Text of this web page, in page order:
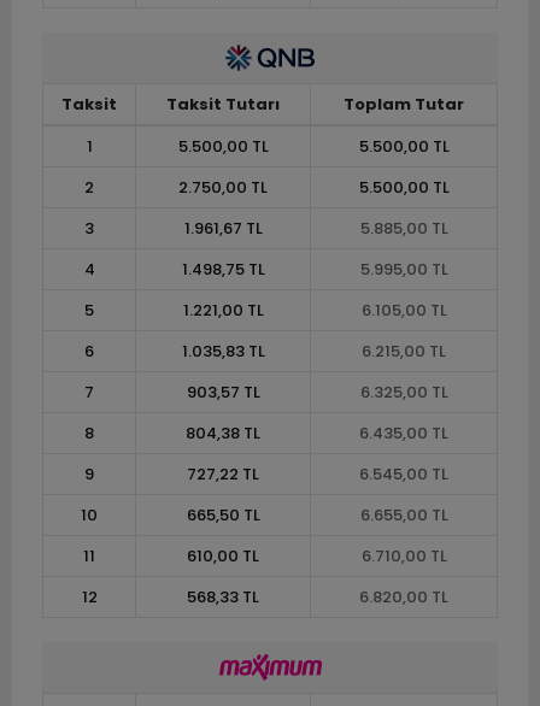
Taksit Taksit Tutarı
Toplam Tutar
1
5.500,00 TL
5.500,00 TL
2
2.750,00 TL
5.500,00 TL
3
1.961,67 TL
5.885,00 TL
4
1.498,75 TL
5.995,00 TL
5
1.221,00 TL
6.105,00 TL
6
1.035,83 TL
6.215,00 TL
7
903,57 TL
6.325,00 TL
8
804,38 TL
6.435,00 TL
9
727,22 TL
6.545,00 TL
10
665,50 TL
6.655,00 TL
11
610,00 TL
6.710,00 TL
12
568,33 TL 6.820,00 TL